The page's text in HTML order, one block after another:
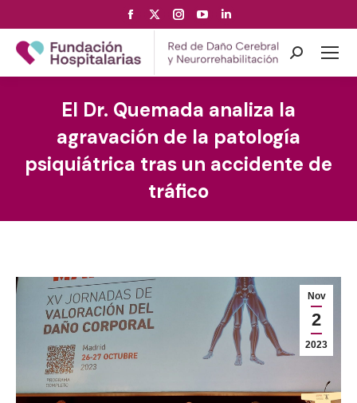
Facebook
page
opens
in
window
page
opens
in
window
Instagram
page
opens
in
window
YouTube
page
opens
in
window
page
opens
in
window
Search:
El Dr. Quemada analiza la
agravación de la patología
psiquiátrica tras un accidente de
tráfico
Nov
2
2023